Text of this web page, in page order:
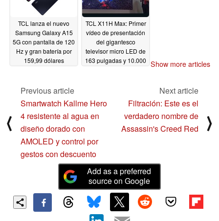
TCL lanza el nuevo
Samsung Galaxy A15
5G con pantalla de 120
Hz y gran batería por
159,99 dólares
TCL X11H Max: Primer
vídeo de presentación
del gigantesco
televisor micro LED de
163 pulgadas y 10.000 Show more articles
⟨
Previous article
Smartwatch Kallme Hero
4 resistente al agua en
diseño dorado con
AMOLED y control por
gestos con descuento
Next article
Filtración: Este es el
verdadero nombre de
Assassin's Creed Red
⟩
Add as a preferred
source on Google